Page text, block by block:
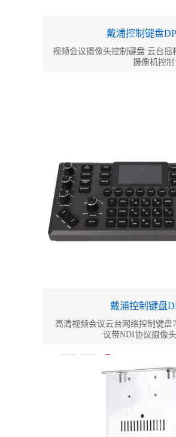
戴浦控制键盘
视频会议摄像头控制键盘 云台
摄像机控
戴浦控制键盘
高清视频会议云台网络控制键
议带NDI协议摄像